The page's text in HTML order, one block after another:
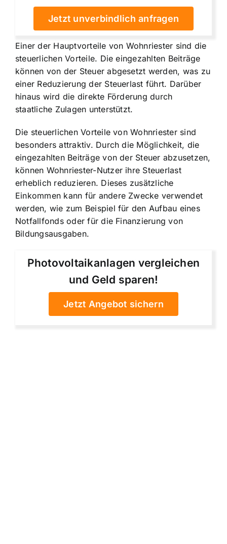
Jetzt unverbindlich anfragen
Einer der Hauptvorteile von Wohnriester sind die
steuerlichen Vorteile. Die eingezahlten Beiträge
können von der Steuer abgesetzt werden, was zu
einer Reduzierung der Steuerlast führt. Darüber
hinaus wird die direkte Förderung durch
staatliche Zulagen unterstützt.
Die steuerlichen Vorteile von Wohnriester sind
besonders attraktiv. Durch die Möglichkeit, die
eingezahlten Beiträge von der Steuer abzusetzen,
können Wohnriester-Nutzer ihre Steuerlast
erheblich reduzieren. Dieses zusätzliche
Einkommen kann für andere Zwecke verwendet
werden, wie zum Beispiel für den Aufbau eines
Notfallfonds oder für die Finanzierung von
Bildungsausgaben.
Photovoltaikanlagen vergleichen
und Geld sparen!
Jetzt Angebot sichern